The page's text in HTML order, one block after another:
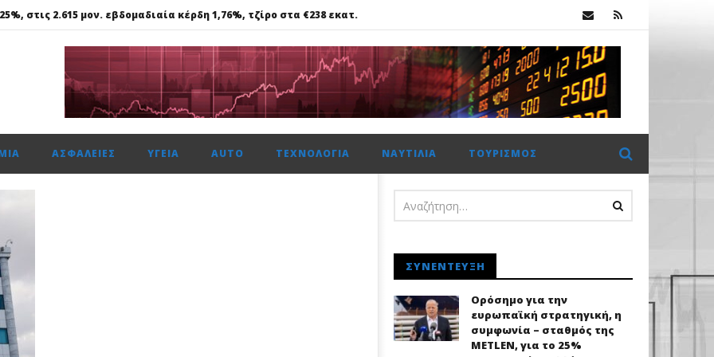
στις 2.615 μον. εβδομαδιαία κέρδη 1,76%, τζίρο στα €238 εκατ.
Βασιλόπουλος: Συνεργασία για τη μείωση εκπομπών CO2
Competition Limited
στις 2.615 μον. εβδομαδιαία κέρδη 1,76%, τζίρο στα €238 εκατ.
ΑΣΦΆΛΕΙΕΣ ΥΓΕΊΑ AUTO ΤΕΧΝΟΛΟΓΊΑ ΝΑΥΤΙΛΊΑ ΤΟΥΡΙΣΜΌΣ
ΣΥΝΈΝΤΕΥΞΗ
Ορόσημο για την
ευρωπαϊκή στρατηγική, η
συμφωνία – σταθμός της
METLEN, για το 25%